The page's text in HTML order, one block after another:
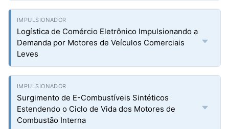
Logística de Comércio Eletrônico Impulsionando a
Demanda por Motores de Veículos Comerciais
Leves
Surgimento de E-Combustíveis Sintéticos
Estendendo o Ciclo de Vida dos Motores de
Combustão Interna